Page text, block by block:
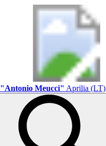
"Antonio Meucci" Aprilia (LT)